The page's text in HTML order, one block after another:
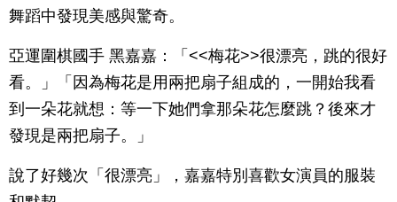
舞蹈中發現美感與驚奇。
亞運圍棋國手 黑嘉嘉：「<<梅花>>很漂亮，跳的很好
看。」「因為梅花是用兩把扇子組成的，一開始我看
到一朵花就想：等一下她們拿那朵花怎麼跳？後來才
發現是兩把扇子。」
說了好幾次「很漂亮」，嘉嘉特別喜歡女演員的服裝